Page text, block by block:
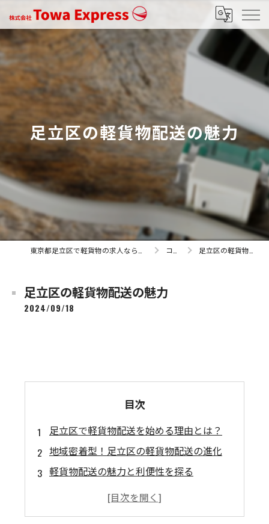
足立区の軽貨物配送の魅力
コラム 足立区の軽貨物配送の魅力
足立区の軽貨物配送の魅力
2024/09/18
目次
足立区で軽貨物配送を始める理由とは？
地域密着型！足立区の軽貨物配送の進化
軽貨物配送の魅力と利便性を探る
お客様のニーズに応える足立区の配送業者